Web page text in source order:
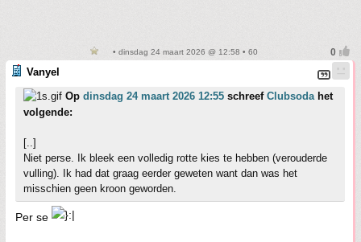
• dinsdag 24 maart 2026 @ 12:58 • 60
Vanyel
Op dinsdag 24 maart 2026 12:55 schreef Clubsodahet
volgende:
[..]
Niet perse. Ik bleek een volledig rotte kies te hebben (verouderde
vulling). Ik had dat graag eerder geweten want dan was het
misschien geen kroon geworden.
Per se